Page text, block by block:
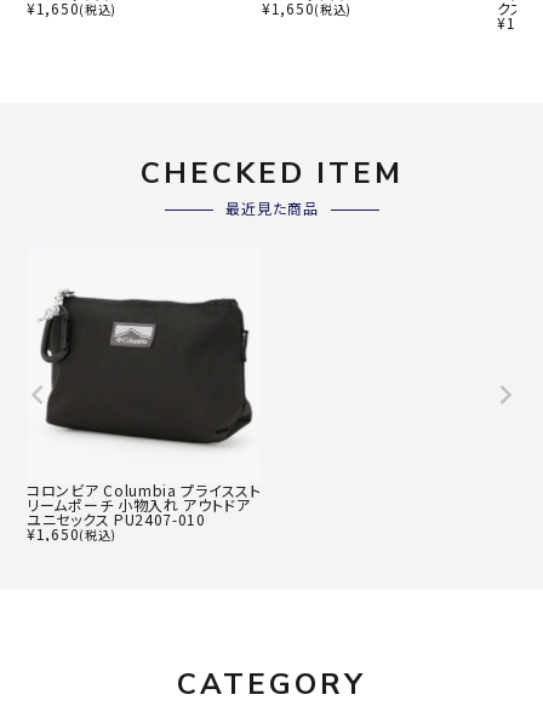
¥1,650(税込) ¥1,650(税込) クス
¥
CHECKED ITEM
最近見た商品
コロンビア Columbia プライススト
リームポーチ 小物入れ アウトドア
ユニセックス PU2407-010
¥1,650(税込)
CATEGORY